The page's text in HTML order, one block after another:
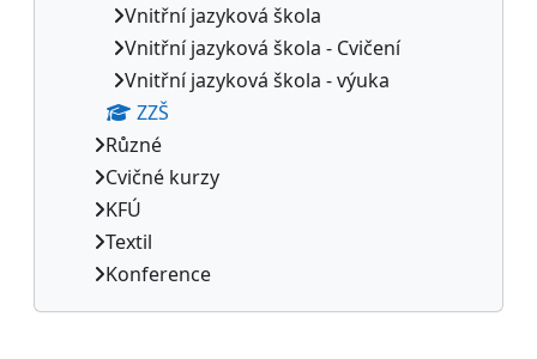
Vnitřní jazyková škola
Vnitřní jazyková škola - Cvičení
Vnitřní jazyková škola - výuka
ZZŠ
Různé
Cvičné kurzy
KFÚ
Textil
Konference